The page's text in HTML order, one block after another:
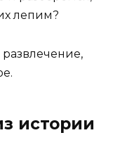
лепим?
истории